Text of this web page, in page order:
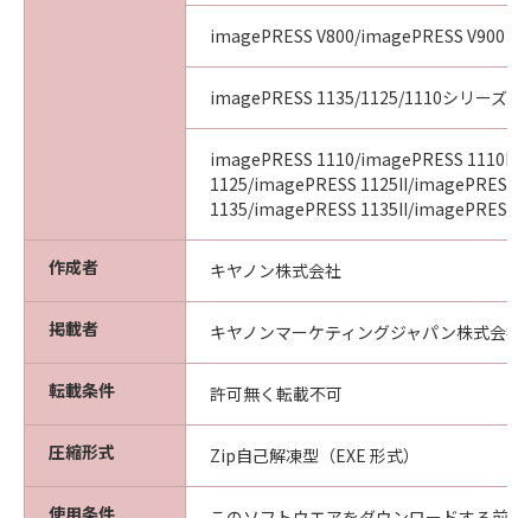
imagePRESS V800/imagePRESS V900
imagePRESS 1135/1125/1110シリーズ
imagePRESS 1110/imagePRESS 1110II/
1125/imagePRESS 1125II/imagePRESS
1135/imagePRESS 1135II/imagePRESS
作成者 キヤノン株式会社
掲載者 キヤノンマーケティングジャパン株式会社
転載条件 許可無く転載不可
圧縮形式 Zip自己解凍型（EXE 形式）
使用条件